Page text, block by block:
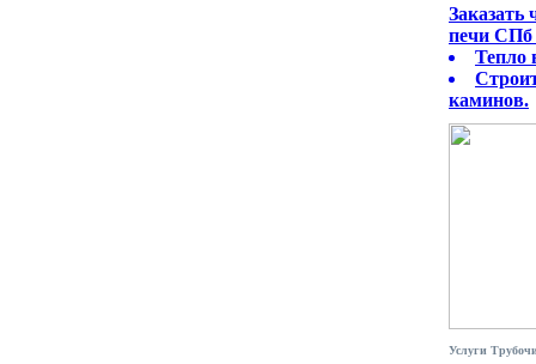
Заказать
печи СПб
Тепло
каминов.
Услуги